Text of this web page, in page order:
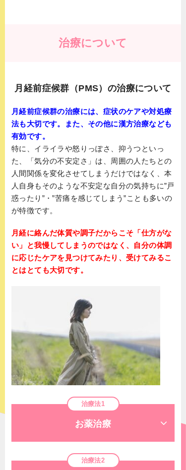
治療について
月経前症候群（PMS）の治療について
月経前症候群の治療には、症状のケアや対処療
法も大切です。また、その他に漢方治療なども
有効です。
特に、イライラや怒りっぽさ、抑うつといっ
た、「気分の不安定さ」は、周囲の人たちとの
人間関係を変化させてしまうだけではなく、本
人自身もそのような不安定な自分の気持ちに”戸
惑ったり”・”苦痛を感じてしまう”ことも多いの
が特徴です。
月経に絡んだ体質や調子だからこそ「仕方がな
い」と我慢してしまうのではなく、自分の体調
に応じたケアを見つけてみたり、受けてみるこ
とはとても大切です。
治療法1
お薬治療
治療法2